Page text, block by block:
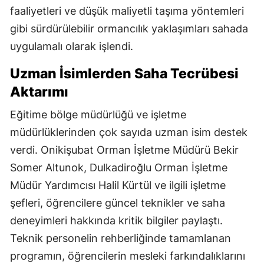
faaliyetleri ve düşük maliyetli taşıma yöntemleri
gibi sürdürülebilir ormancılık yaklaşımları sahada
uygulamalı olarak işlendi.
Uzman İsimlerden Saha Tecrübesi
Aktarımı
Eğitime bölge müdürlüğü ve işletme
müdürlüklerinden çok sayıda uzman isim destek
verdi. Onikişubat Orman İşletme Müdürü Bekir
Somer Altunok, Dulkadiroğlu Orman İşletme
Müdür Yardımcısı Halil Kürtül ve ilgili işletme
şefleri, öğrencilere güncel teknikler ve saha
deneyimleri hakkında kritik bilgiler paylaştı.
Teknik personelin rehberliğinde tamamlanan
programın, öğrencilerin mesleki farkındalıklarını